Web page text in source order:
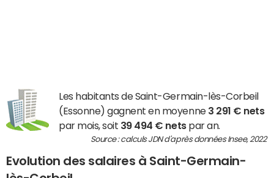
Les habitants de Saint-Germain-lès-Corbeil
(Essonne) gagnent en moyenne 3 291 € nets
par mois, soit 39 494 € netspar an.
Source : calculs JDN d'après données Insee, 2022
Evolution des salaires à Saint-Germain-